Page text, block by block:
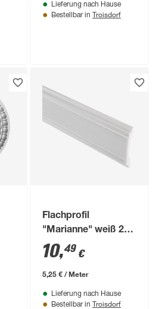
Lieferung nach Hause
Bestellbar in Troisdorf
Flachprofil
"Marianne" weiß 200
x 4,8 cm
10,49 €
5,25 € / Meter
Lieferung nach Hause
Bestellbar in Troisdorf